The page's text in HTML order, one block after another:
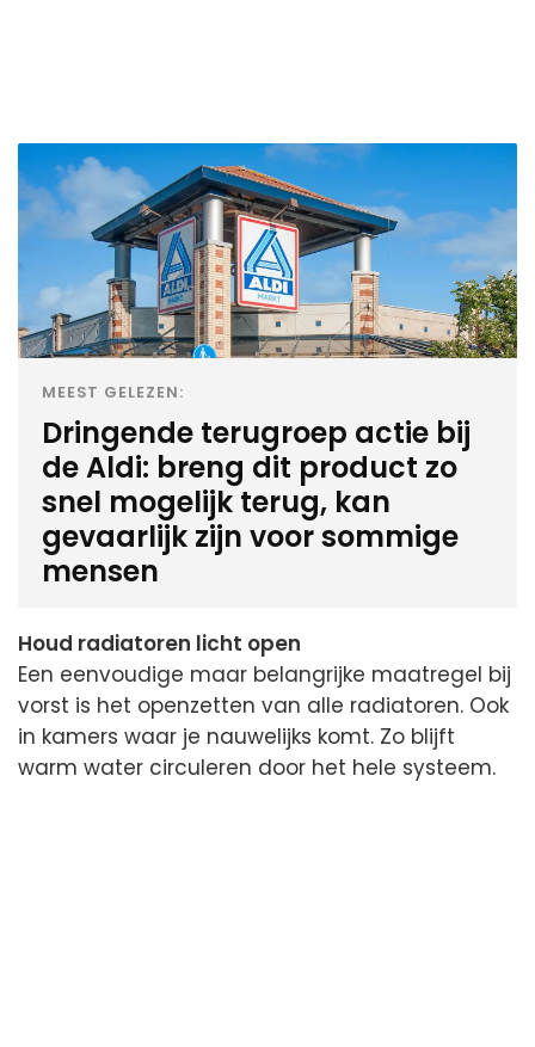
MEEST GELEZEN:
Dringende terugroep actie bij
de Aldi: breng dit product zo
snel mogelijk terug, kan
gevaarlijk zijn voor sommige
mensen
Houd radiatoren licht open
Een eenvoudige maar belangrijke maatregel bij
vorst is het openzetten van alle radiatoren. Ook
in kamers waar je nauwelijks komt. Zo blijft
warm water circuleren door het hele systeem.